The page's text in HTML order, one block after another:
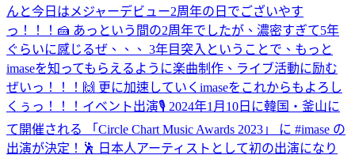
んと今日はメジャーデビュー2周年の日でございやす
っ！！！🍰 あっという間の2周年でしたが、濃密すぎて5年
ぐらいに感じるぜ、、、 3年目突入ということで、もっと
imaseを知ってもらえるように楽曲制作、ライブ活動に励む
ぜいっ！！！🙌 更に加速していくimaseをこれからもよろし
くぅっ！！！ イベント出演🎙 2024年1月10日に韓国・釜山に
て開催される 「Circle Chart Music Awards 2023」 に #imase の
出演が決定！🕺 日本人アーティストとして初の出演になり